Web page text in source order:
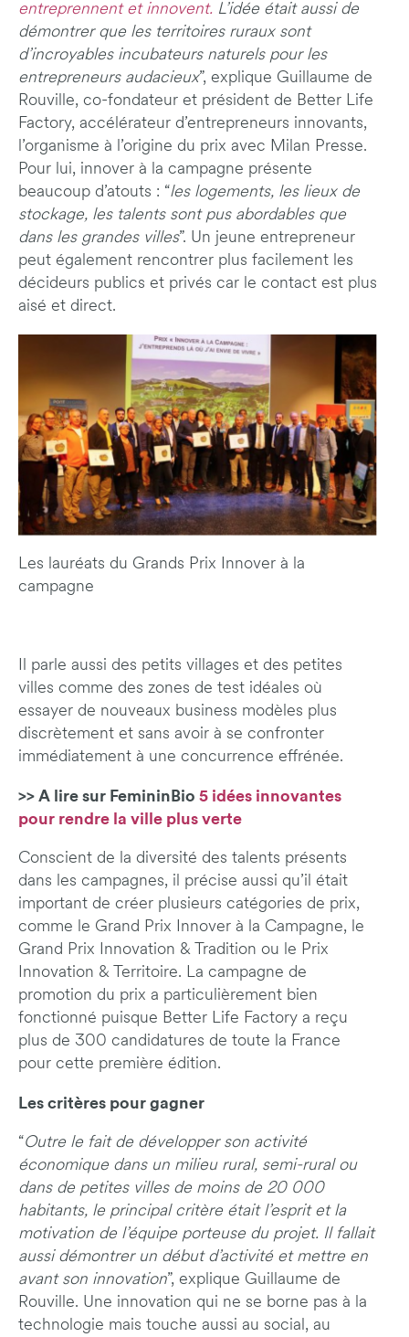
entreprennent et innovent. L’idée était aussi de
démontrer que les territoires ruraux sont
d’incroyables incubateurs naturels pour les
entrepreneurs audacieux”, explique Guillaume de
Rouville, co-fondateur et président de Better Life
Factory, accélérateur d’entrepreneurs innovants,
l’organisme à l’origine du prix avec Milan Presse.
Pour lui, innover à la campagne présente
beaucoup d’atouts : “les logements, les lieux de
stockage, les talents sont pus abordables que
dans les grandes villes”. Un jeune entrepreneur
peut également rencontrer plus facilement les
décideurs publics et privés car le contact est plus
aisé et direct.
Les lauréats du Grands Prix Innover à la
campagne
Il parle aussi des petits villages et des petites
villes comme des zones de test idéales où
essayer de nouveaux business modèles plus
discrètement et sans avoir à se confronter
immédiatement à une concurrence effrénée.
>> A lire sur FemininBio 5 idées innovantes
pour rendre la ville plus verte
Conscient de la diversité des talents présents
dans les campagnes, il précise aussi qu’il était
important de créer plusieurs catégories de prix,
comme le Grand Prix Innover à la Campagne, le
Grand Prix Innovation & Tradition ou le Prix
Innovation & Territoire. La campagne de
promotion du prix a particulièrement bien
fonctionné puisque Better Life Factory a reçu
plus de 300 candidatures de toute la France
pour cette première édition.
Les critères pour gagner
“Outre le fait de développer son activité
économique dans un milieu rural, semi-rural ou
dans de petites villes de moins de 20 000
habitants, le principal critère était l’esprit et la
motivation de l’équipe porteuse du projet. Il fallait
aussi démontrer un début d’activité et mettre en
avant son innovation”, explique Guillaume de
Rouville. Une innovation qui ne se borne pas à la
technologie mais touche aussi au social, au